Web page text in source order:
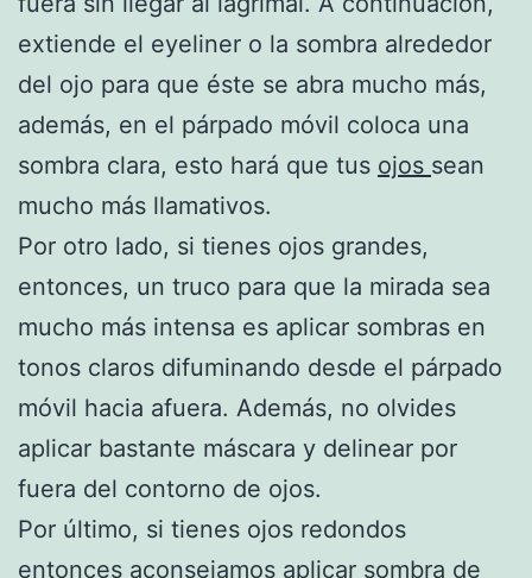
extiende el eyeliner o la sombra alrededor
del ojo para que éste se abra mucho más,
además, en el párpado móvil coloca una
sombra clara, esto hará que tus ojos sean
mucho más llamativos.
Por otro lado, si tienes ojos grandes,
entonces, un truco para que la mirada sea
mucho más intensa es aplicar sombras en
tonos claros difuminando desde el párpado
móvil hacia afuera. Además, no olvides
aplicar bastante máscara y delinear por
fuera del contorno de ojos.
Por último, si tienes ojos redondos
entonces aconsejamos aplicar sombra de